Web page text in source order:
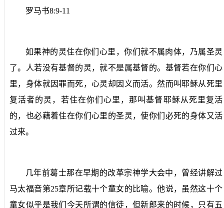
罗马书8:9-11
如果神的灵住在你们心里，你们就不属肉体，乃属圣灵
了。人若没有基督的灵，就不是属基督的。基督若在你们心
里，身体就因罪而死，心灵却因义而活。然而叫耶稣从死里
复活者的灵，若住在你们心里，那叫基督耶稣从死里复活
的，也必藉着住在你们心里的圣灵，使你们必死的身体又活
过来。
几年前葛士那在早期的改革宗神学大会中，曾经讲解过
马太福音第25章所记载十个童女的比喻。他说，虽然这十个
童女似乎是我们今天所谓的信徒，但新郎来的时候，只有五